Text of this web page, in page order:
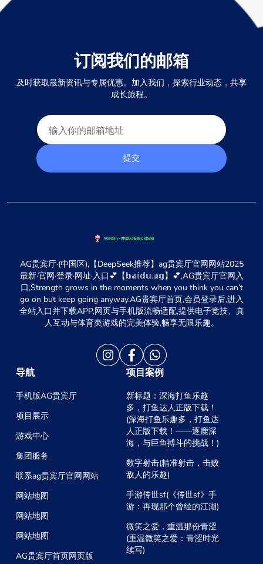
订阅我们的邮箱
及时获取最新资讯与专属优惠。加入我们，探索行业动态，共享
成长旅程。
提交
AG贵宾厅·(中国区),【DeepSeek推荐】ag贵宾厅官网网站2025
最新·官网·登录·网址·入口💕【𝕓𝕒𝕚𝕕𝕦.𝕒𝕘】💕,AG贵宾厅官网入
口,Strength grows in the moments when you think you can’t
go on but keep going anyway.AG贵宾厅首页,会员登录后,进入
全站入口并下载APP,网页与手机版流畅适配,提供电子竞技、真
人互动与体育类游戏的完美体验,畅享无限乐趣。
导航
手机版AG贵宾厅
项目展示
游戏中心
集团服务
联系ag贵宾厅官网网站
网站地图
网站地图
网站地图
AG贵宾厅首页网页版
项目案例
新标题：深海打鱼乐趣
多，打鱼达人正版下载！
(深海打鱼乐趣多，打鱼达
人正版下载！——逐鹿深
海，与巨鱼搏斗的挑战！)
数字射击(精准射击，击败
敌人的乐趣)
手游传世sf(《传世sf》手
游：再现那个曾经的江湖)
微笑之爱，重温那份青涩
(重温微笑之爱：青涩时光
续写)